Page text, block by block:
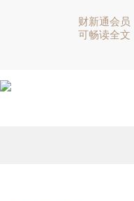
财新通会员
可畅读全文